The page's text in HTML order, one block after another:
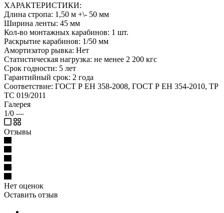
ХАРАКТЕРИСТИКИ:
Длина стропа: 1,50 м +\- 50 мм
Ширина ленты: 45 мм
Кол-во монтажных карабинов: 1 шт.
Раскрытие карабинов: 1/50 мм
Амортизатор рывка: Нет
Статистическая нагрузка: не менее 2 200 кгс
Срок годности: 5 лет
Гарантийный срок: 2 года
Соответствие: ГОСТ Р ЕН 358-2008, ГОСТ Р ЕН 354-2010, ТР
ТС 019/2011
Галерея
1/0 —
Отзывы
Нет оценок
Оставить отзыв